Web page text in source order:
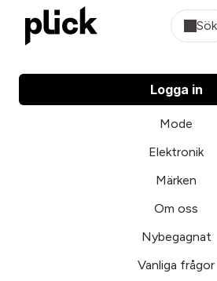
Sök
Logga in
Mode
Elektronik
Märken
Om oss
Nybegagnat
Vanliga frågor